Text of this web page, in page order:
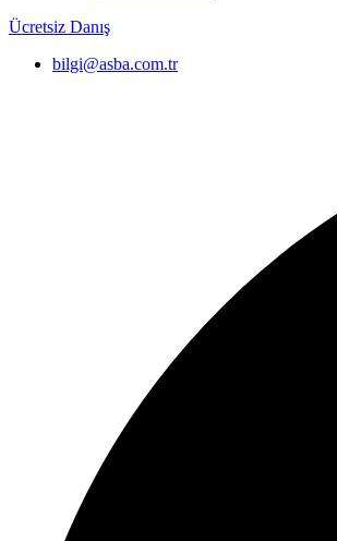
Ücretsiz Danış
bilgi@asba.com.tr